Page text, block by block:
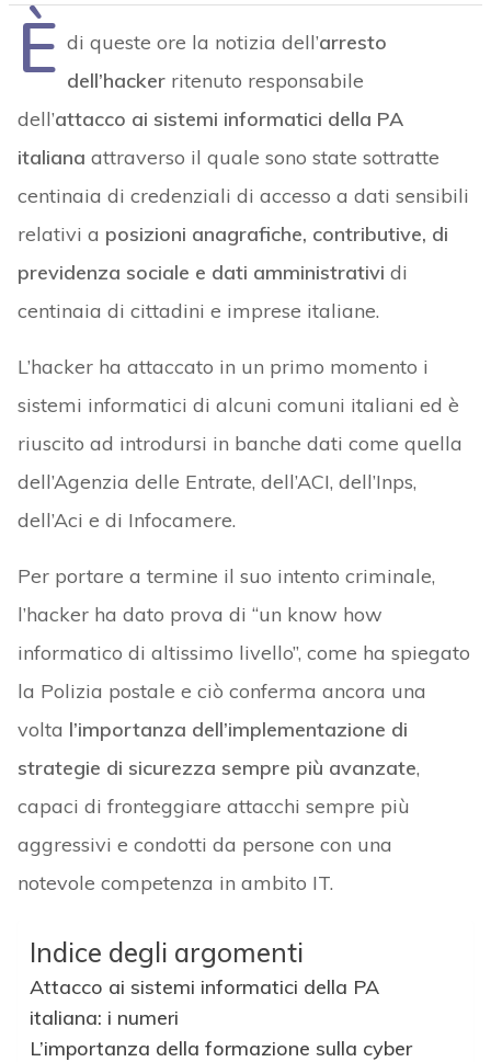
È di queste ore la notizia dell’arresto
dell’hackerritenuto responsabile
dell’attacco ai sistemi informatici della PA
italiana attraverso il quale sono state sottratte
centinaia di credenziali di accesso a dati sensibili
relativi a posizioni anagrafiche, contributive, di
previdenza sociale e dati amministrativi di
centinaia di cittadini e imprese italiane.
L’hacker ha attaccato in un primo momento i
sistemi informatici di alcuni comuni italiani ed è
riuscito ad introdursi in banche dati come quella
dell’Agenzia delle Entrate, dell’ACI, dell’Inps,
dell’Aci e di Infocamere.
Per portare a termine il suo intento criminale,
l’hacker ha dato prova di “un know how
informatico di altissimo livello”, come ha spiegato
la Polizia postale e ciò conferma ancora una
volta l’importanza dell’implementazione di
strategie di sicurezza sempre più avanzate,
capaci di fronteggiare attacchi sempre più
aggressivi e condotti da persone con una
notevole competenza in ambito IT.
Indice degli argomenti
Attacco ai sistemi informatici della PA
italiana: i numeri
L’importanza della formazione sulla cyber